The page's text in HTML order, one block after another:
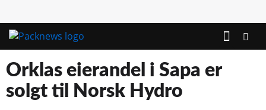
Orklas eierandel i Sapa er
solgt til Norsk Hydro